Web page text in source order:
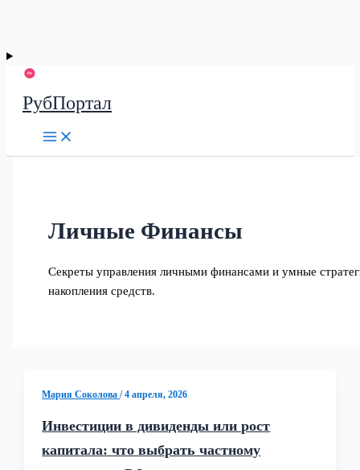
РубПортал
Личные Финансы
Секреты управления личными финансами и умные
накопления средств.
Мария Соколова/4 апреля, 2026
Инвестиции в дивиденды или рост
капитала: что выбрать частному